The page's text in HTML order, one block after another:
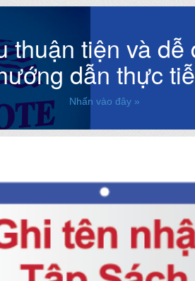
thuận tiện và dễ
dẫn thực
Nhấn vào đây »